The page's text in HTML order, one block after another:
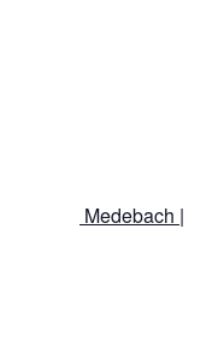
Medebach |